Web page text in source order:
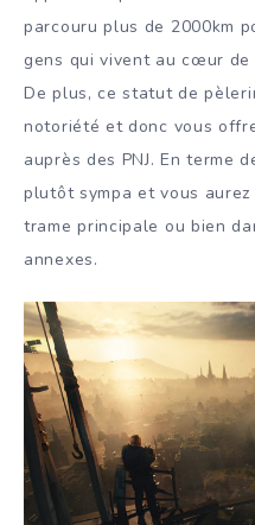
parcouru plus de 2000km
gens qui vivent au cœur
De plus, ce statut de
notoriété et donc vous
auprès des PNJ. En terme
plutôt sympa et vous
trame principale ou bien
annexes.